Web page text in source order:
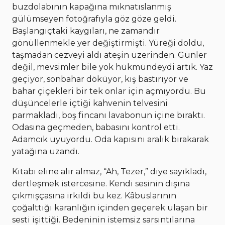
buzdolabının kapağına mıknatıslanmış
gülümseyen fotoğrafıyla göz göze geldi.
Başlangıçtaki kaygıları, ne zamandır
gönüllenmekle yer değiştirmişti. Yüreği doldu,
taşmadan cezveyi aldı ateşin üzerinden. Günler
değil, mevsimler bile yok hükmündeydi artık. Yaz
geçiyor, sonbahar döküyor, kış bastırıyor ve
bahar çiçekleri bir tek onlar için açmıyordu. Bu
düşüncelerle içtiği kahvenin telvesini
parmakladı, boş fincanı lavabonun içine bıraktı.
Odasına geçmeden, babasını kontrol etti.
Adamcık uyuyordu. Oda kapısını aralık bırakarak
yatağına uzandı.
Kitabı eline alır almaz, “Ah, Tezer,” diye sayıkladı,
dertleşmek istercesine. Kendi sesinin dışına
çıkmışçasına irkildi bu kez. Kâbuslarının
çoğalttığı karanlığın içinden geçerek ulaşan bir
sesti işittiği. Bedeninin istemsiz sarsıntılarına